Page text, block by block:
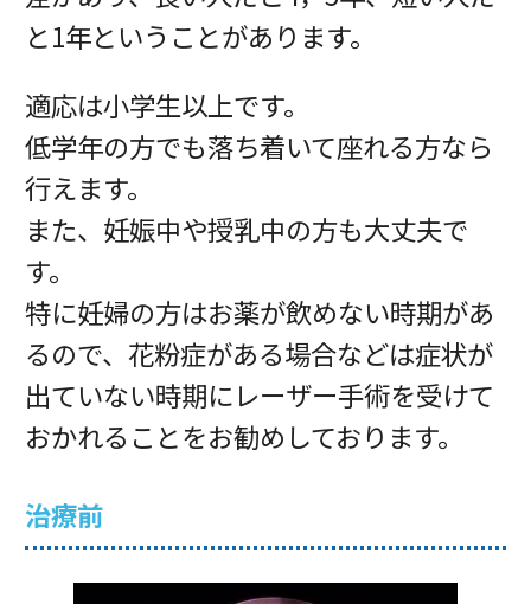
と1年ということがあります。
適応は小学生以上です。
低学年の方でも落ち着いて座れる方なら
行えます。
また、妊娠中や授乳中の方も大丈夫で
す。
特に妊婦の方はお薬が飲めない時期があ
るので、花粉症がある場合などは症状が
出ていない時期にレーザー手術を受けて
おかれることをお勧めしております。
治療前